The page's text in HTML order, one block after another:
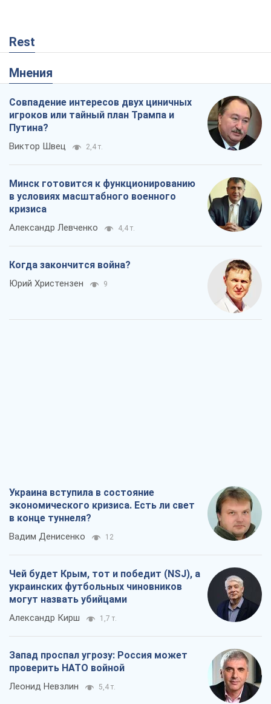
Rest
Мнения
Совпадение интересов двух циничных
игроков или тайный план Трампа и
Путина?
Виктор Швец 2,4 т.
Минск готовится к функционированию
в условиях масштабного военного
кризиса
Александр Левченко 4,4 т.
Когда закончится война?
Юрий Христензен 9
Украина вступила в состояние
экономического кризиса. Есть ли свет
в конце туннеля?
Вадим Денисенко 12
Чей будет Крым, тот и победит (NSJ), а
украинских футбольных чиновников
могут назвать убийцами
Александр Кирш 1,7 т.
Запад проспал угрозу: Россия может
проверить НАТО войной
Леонид Невзлин 5,4 т.